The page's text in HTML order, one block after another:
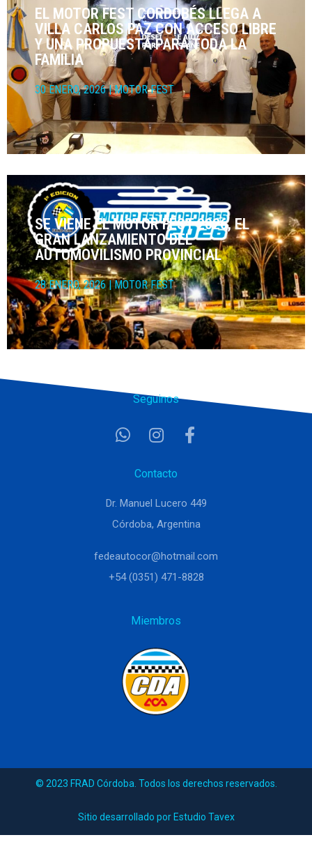
EL MOTOR FEST CORDOBÉS LLEGA A
VILLA CARLOS PAZ CON ACCESO LIBRE
Y UNA PROPUESTA PARA TODA LA
FAMILIA
30 ENERO, 2026 | MOTOR FEST
SE VIENE EL MOTOR FEST 2026, EL
GRAN LANZAMIENTO DEL
AUTOMOVILISMO PROVINCIAL
28 ENERO, 2026 | MOTOR FEST
Seguinos
Contacto
Dr. Manuel Lucero 449
Córdoba, Argentina
fedeautocor@hotmail.com
+54 (0351) 471-8828
Miembros
© 2023 FRAD Córdoba. Todos los derechos reservados.
Sitio desarrollado por Estudio Tavex